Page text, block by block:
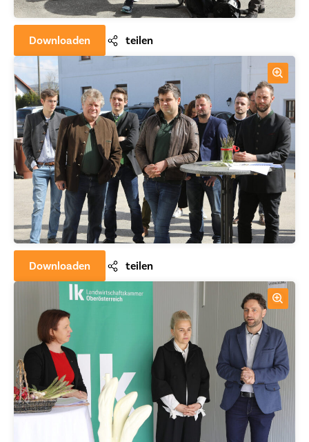
Downloaden teilen
Downloaden teilen